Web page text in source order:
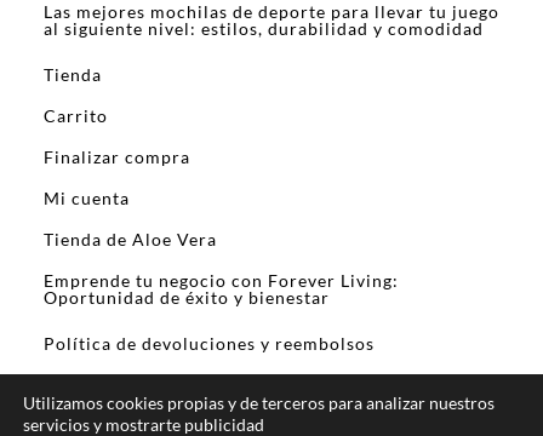
Las mejores mochilas de deporte para llevar tu juego
al siguiente nivel: estilos, durabilidad y comodidad
Tienda
Carrito
Finalizar compra
Mi cuenta
Tienda de Aloe Vera
Emprende tu negocio con Forever Living:
Oportunidad de éxito y bienestar
Política de devoluciones y reembolsos
Utilizamos cookies propias y de terceros para analizar nuestros
servicios y mostrarte publicidad